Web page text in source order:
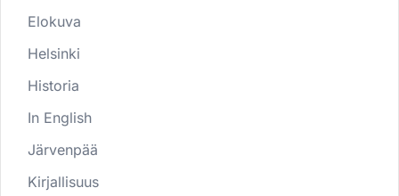
Elokuva
Helsinki
Historia
In English
Järvenpää
Kirjallisuus